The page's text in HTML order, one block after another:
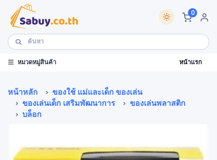
0
หมวดหมู่สินค้า หน้าแรก
หน้าหลัก
ของใช้ แม่และเด็ก ของเล่น
ของเล่นเด็ก เสริมพัฒนาการ
ของเล่นพลาสติก
บล็อก